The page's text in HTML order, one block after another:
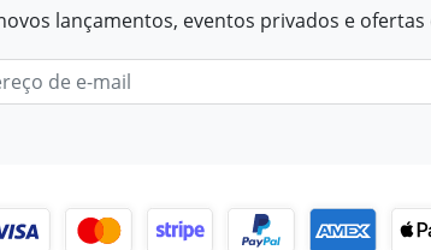
lançamentos, eventos privados e